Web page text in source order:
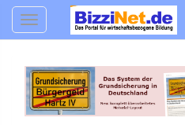
Navigation